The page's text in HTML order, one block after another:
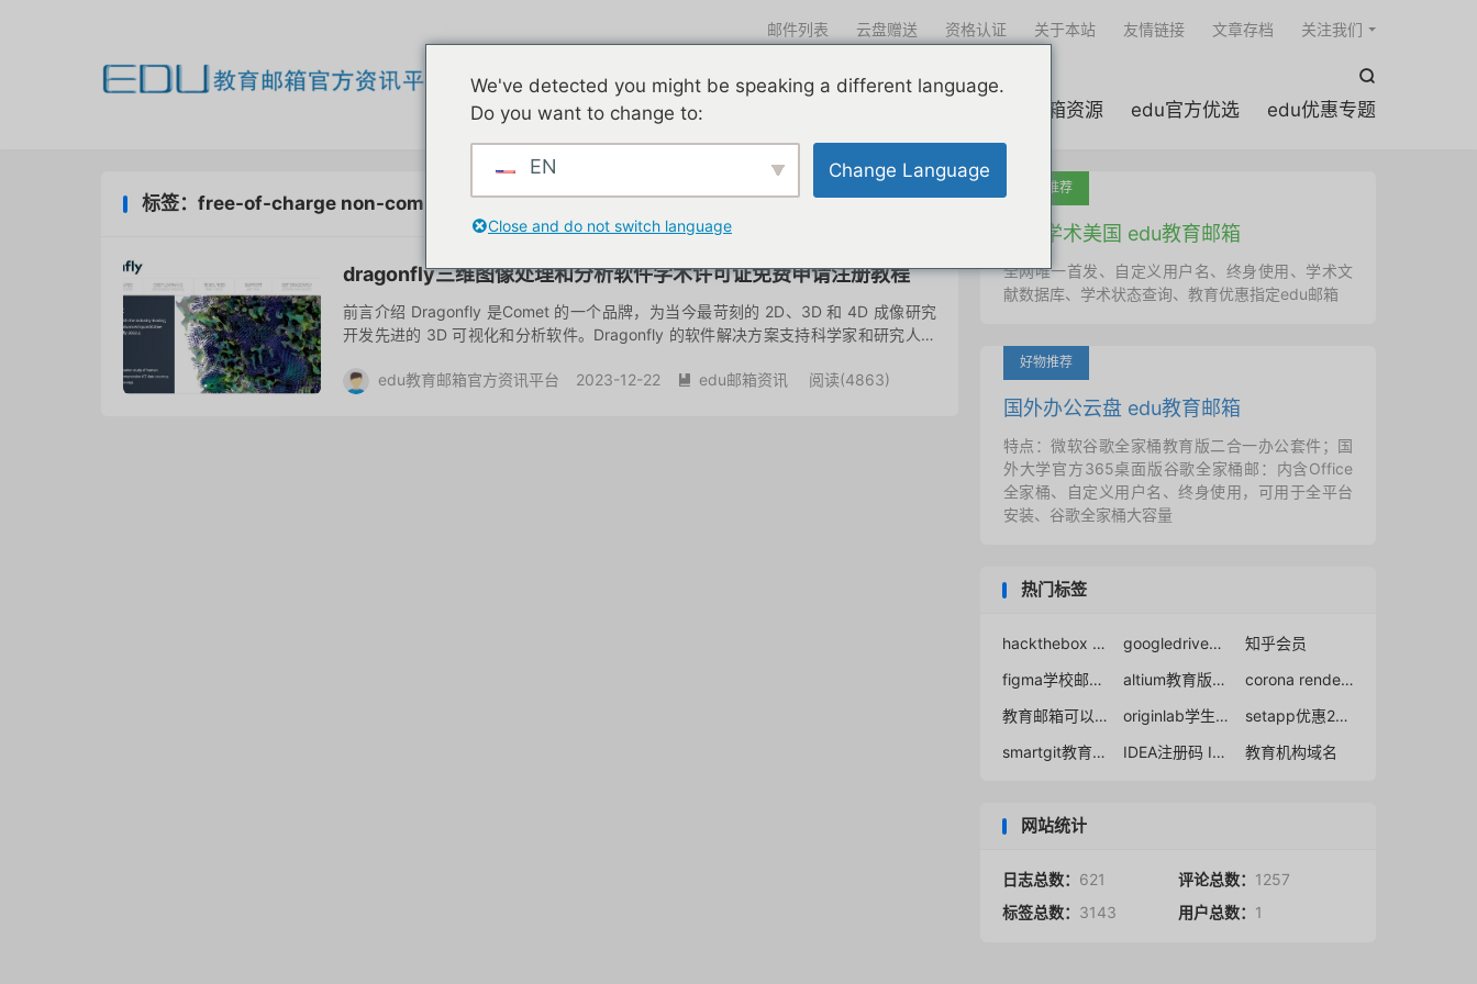
我们一直在努力

edu邮箱申请 edu邮箱资源 edu官方优选 edu优惠专题
邮件列表 云盘赠送 资格认证 关于本站 友情链接 文章存档 关注我们
标签：free-of-charge non-commercial license for Dragonfly
dragonfly三维图像处理和分析软件学术许可证免费申请注册教程
前言介绍 Dragonfly 是Comet 的一个品牌，为当今最苛刻的 2D、3D 和 4D 成像研究
开发先进的 3D 可视化和分析软件。Dragonfly 的软件解决方案支持科学家和研究人员
edu教育邮箱官方资讯平台
2023-12-22  edu邮箱资讯 阅读(4863)
吐血推荐
国外学术美国 edu教育邮箱
全网唯一首发、自定义用户名、终身使用、学术文
献数据库、学术状态查询、教育优惠指定edu邮箱
好物推荐
国外办公云盘 edu教育邮箱
特点：微软谷歌全家桶教育版二合一办公套件；国
外大学官方365桌面版谷歌全家桶邮：内含Office
全家桶、自定义用户名、终身使用，可用于全平台
安装、谷歌全家桶大容量
热门标签
hackthebox student discount googledrive无限空间
知乎会员
figma学校邮箱收不到邮件解决办法
altium教育版免费注册申请
corona renderer student
教育邮箱可以做什么
originlab学生免费更新
setapp优惠2023
smartgit教育优惠
IDEA注册码 IDEA激活码 IDEA破解 IDEA破解码 IDEA破解插件 IDEA注册码永久 IDEA注册码2022 IDEA破解码2022 IDEA激活码2022 IDEA注册码2021 IDEA破解码2021 IDEA激活码2021 IDEA注册码失效 IDEA激活码失效 IDEA破解码失效 IDEA注册码在线生成 教育机构域名
网站统计
日志总数： 621 评论总数： 1257
标签总数： 3143 用户总数： 1
We've detected you might be speaking a different language.
Do you want to change to:
EN Change Language
Close and do not switch language